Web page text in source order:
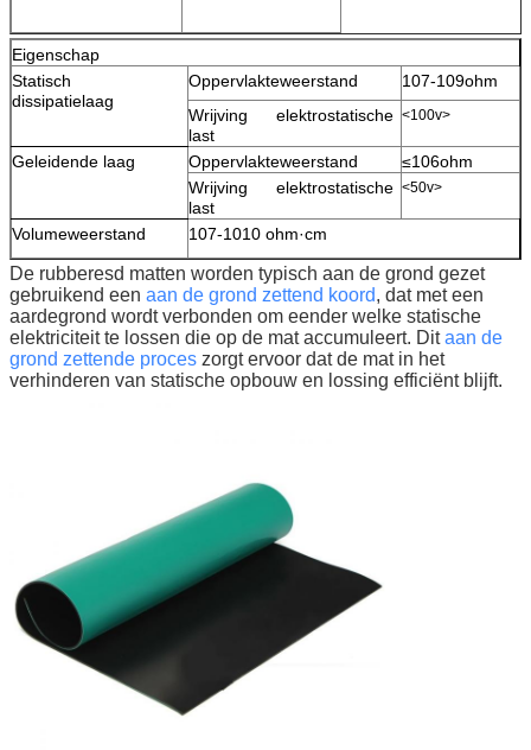
Eigenschap
Statisch
dissipatielaag
Oppervlakteweerstand
107-109ohm
Wrijving elektrostatische
last
<100v>
Geleidende laag Oppervlakteweerstand
≤106ohm
Wrijving elektrostatische
last
<50v>
Volumeweerstand 107-1010 ohm·cm
De rubberesd matten worden typisch aan de grond gezet
gebruikend een aan de grond zettend koord, dat met een
aardegrond wordt verbonden om eender welke statische
elektriciteit te lossen die op de mat accumuleert. Ditaan de
grond zettende proces zorgt ervoor dat de mat in het
verhinderen van statische opbouw en lossing efficiënt blijft.